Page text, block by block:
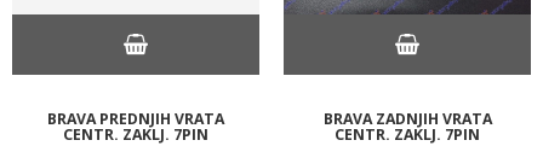
BRAVA PREDNJIH VRATA
CENTR. ZAKLJ. 7PIN
BRAVA ZADNJIH VRATA
CENTR. ZAKLJ. 7PIN